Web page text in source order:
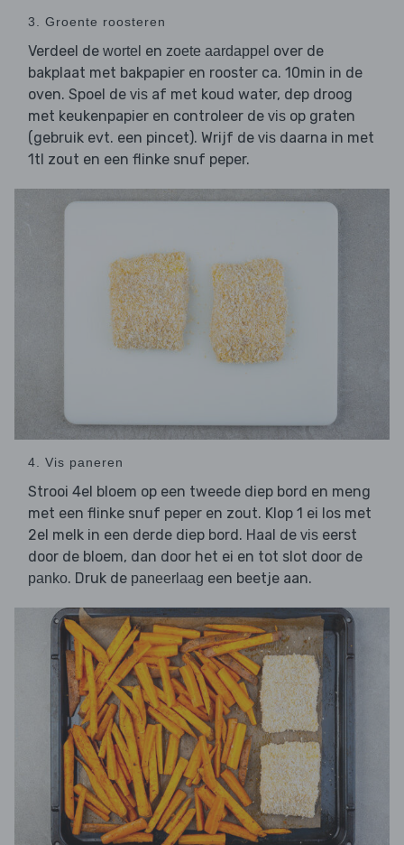
3. Groente roosteren
Verdeel de wortel en zoete aardappel over de
bakplaat met bakpapier en rooster ca. 10min in de
oven. Spoel de vis af met koud water, dep droog
met keukenpapier en controleer de vis op graten
(gebruik evt. een pincet). Wrijf de vis daarna in met
1tl zout en een flinke snuf peper.
4. Vis paneren
Strooi 4el bloem op een tweede diep bord en meng
met een flinke snuf peper en zout. Klop 1 ei los met
2el melk in een derde diep bord. Haal de vis eerst
door de bloem, dan door het ei en tot slot door de
panko. Druk de paneerlaag een beetje aan.